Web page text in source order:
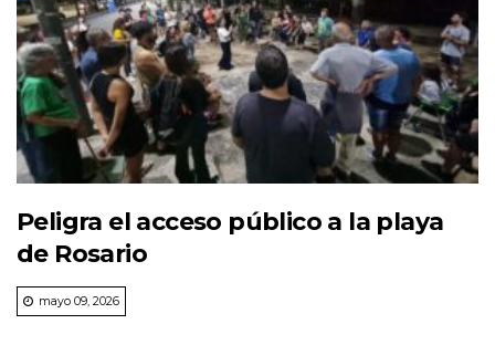
Peligra el acceso público a la playa
de Rosario
mayo 09, 2026